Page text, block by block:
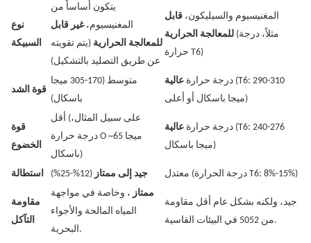
نوع
السبيكة
يتكون أساساً من
المغنيسيوم،غير قابل
للمعالجة الحرارية (يتم تقويته
عن طريق التصليد بالتشكيل)
المغنيسيوم والسيليكون، قابل
للمعالجة الحرارية (مثلاً، درجة
حرارة T6)
قوة الشد
متوسط ​​(170-305 ميجا
باسكال)
درجة حرارة عالية
(T6: 290-310
ميجا باسكال أو أعلى)
قوة
الخضوع
أقل (على سبيل المثال،
درجة حرارة O ~65 ميجا
باسكال)
درجة حرارة عالية
(T6: 240-276
ميجا باسكال)
استطالة جيد إلى ممتاز (12%-25%) معتدل (درجة الحرارة T6: 8%-15%)
مقاومة
التآكل
ممتاز ، وخاصة في مواجهة
المياه المالحة والأجواء
البحرية.
جيد، ولكنه بشكل عام أقل مقاومة
من 5052 في البيئات القاسية.